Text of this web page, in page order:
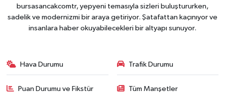
bursasancakcomtr, yepyeni temasıyla sizleri buluştururken,
sadelik ve modernizmi bir araya getiriyor. Şatafattan kaçınıyor ve
insanlara haber okuyabilecekleri bir altyapı sunuyor.
Hava Durumu Trafik Durumu
Puan Durumu ve Fikstür Tüm Manşetler